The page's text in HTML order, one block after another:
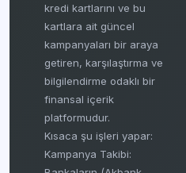
kredi kartlarını ve bu
kartlara ait güncel
kampanyaları bir araya
getiren, karşılaştırma ve
bilgilendirme odaklı bir
finansal içerik
platformudur.
Kısaca şu işleri yapar:
Kampanya Takibi: